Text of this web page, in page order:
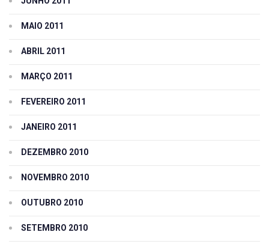
MAIO 2011
ABRIL 2011
MARÇO 2011
FEVEREIRO 2011
JANEIRO 2011
DEZEMBRO 2010
NOVEMBRO 2010
OUTUBRO 2010
SETEMBRO 2010